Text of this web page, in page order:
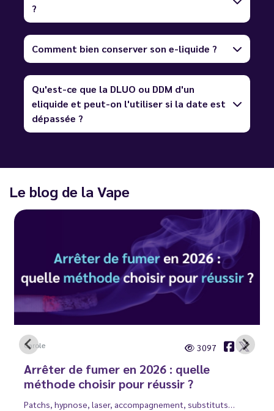
?
Comment bien conserver son e-liquide ?
Qu'est-ce que la DLUO ou DDM d'un
eliquide et peut-on l'utiliser si la date est
dépassée ?
Le blog de la Vape
Carole 3097
Arrêter de fumer en 2026 : quelle
méthode choisir pour réussir ?
Patchs, hypnose, laser, accompagnement, substituts…